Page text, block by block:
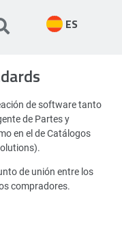
ES
de software tanto
de Partes y
en el de Catálogos
de unión entre los
compradores.